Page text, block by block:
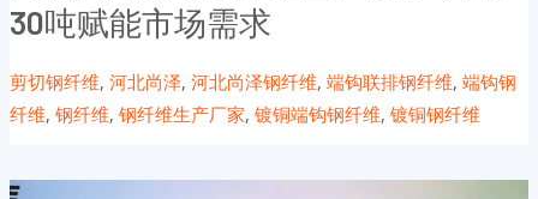
30吨赋能市场需求
剪切钢纤维, 河北尚泽, 河北尚泽钢纤维, 端钩联排钢纤维, 端钩钢
纤维, 钢纤维, 钢纤维生产厂家, 镀铜端钩钢纤维, 镀铜钢纤维